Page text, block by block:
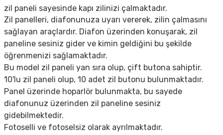
zil paneli sayesinde kapı zilinizi çalmaktadır.
Zil panelleri, diafonunuza uyarı vererek, zilin çalmasını
sağlayan araçlardır. Diafon üzerinden konuşarak, zil
paneline sesiniz gider ve kimin geldiğini bu şekilde
öğrenmenizi sağlamaktadır.
Bu model zil paneli yan sıra olup, çift butona sahiptir.
10'lu zil paneli olup, 10 adet zil butonu bulunmaktadır.
Panel üzerinde hoparlör bulunmakta, bu sayede
diafonunuz üzerinden zil paneline sesiniz
gidebilmektedir.
Fotoselli ve fotoselsiz olarak ayrılmaktadır.